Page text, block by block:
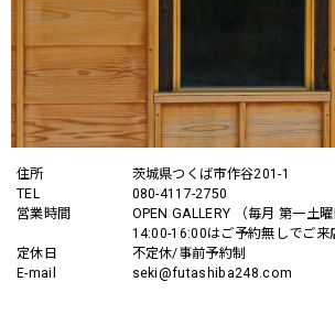
住所
茨城県つくば市作谷201-1
TEL
080-4117-2750
営業時間
OPEN GALLERY （毎月 第一土
14:00-16:00はご予約無しでご来
定休日
不定休/事前予約制
E-mail
seki@futashiba248.com